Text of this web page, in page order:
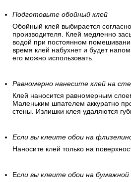
Подготовьте обойный клей
Обойный клей выбирается
производителя. Клей медленно
водой при постоянном
время клей набухнет и будет
его можно использовать.
Равномерно нанесите клей на
Клей наносится равномерным
Маленьким шпателем аккуратно
стены. Излишки клея удаляются
Если вы клеите обои на
Наносите клей только на
Если вы клеите обои на бумажной